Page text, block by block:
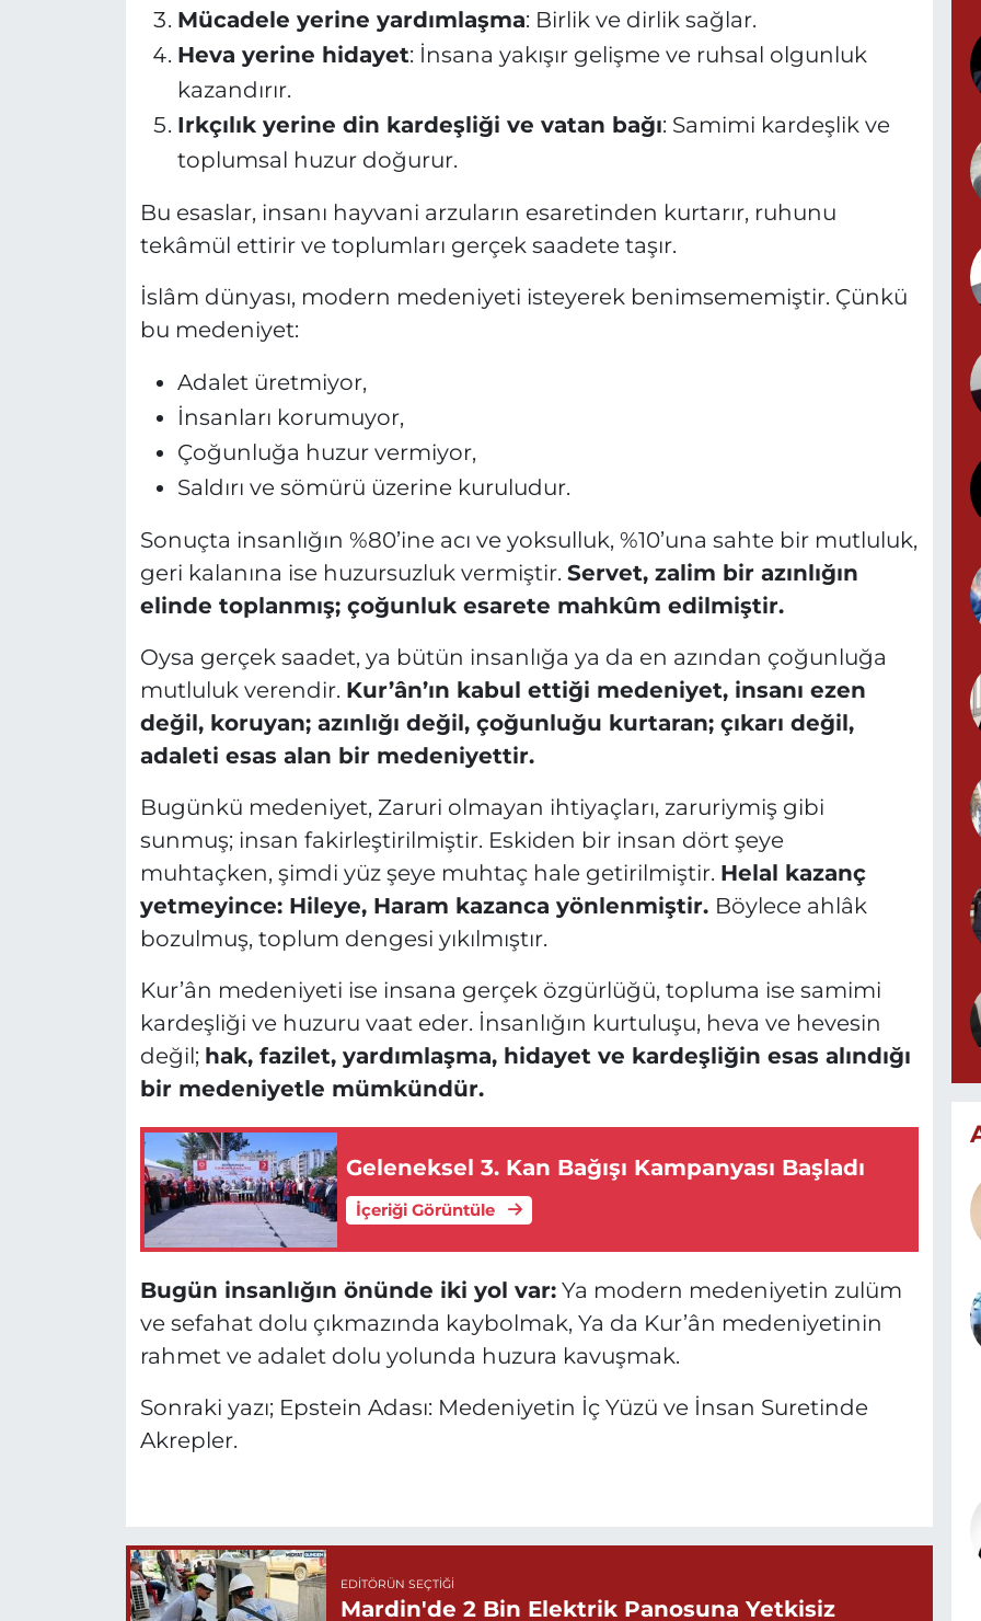
Mücadele yerine yardımlaşma: Birlik ve dirlik sağlar.
Heva yerine hidayet: İnsana yakışır gelişme ve ruhsal olgunluk
kazandırır.
Irkçılık yerine din kardeşliği ve vatan bağı: Samimi kardeşlik ve
toplumsal huzur doğurur.
Bu esaslar, insanı hayvani arzuların esaretinden kurtarır, ruhunu
tekâmül ettirir ve toplumları gerçek saadete taşır.
İslâm dünyası, modern medeniyeti isteyerek benimsememiştir. Çünkü
bu medeniyet:
Adalet üretmiyor,
İnsanları korumuyor,
Çoğunluğa huzur vermiyor,
Saldırı ve sömürü üzerine kuruludur.
Sonuçta insanlığın %80’ine acı ve yoksulluk, %10’una sahte bir mutluluk,
geri kalanına ise huzursuzluk vermiştir. Servet, zalim bir azınlığın
elinde toplanmış; çoğunluk esarete mahkûm edilmiştir.
Oysa gerçek saadet, ya bütün insanlığa ya da en azından çoğunluğa
mutluluk verendir. Kur’ân’ın kabul ettiği medeniyet, insanı ezen
değil, koruyan; azınlığı değil, çoğunluğu kurtaran; çıkarı değil,
adaleti esas alan bir medeniyettir.
Bugünkü medeniyet, Zaruri olmayan ihtiyaçları, zaruriymiş gibi
sunmuş; insan fakirleştirilmiştir. Eskiden bir insan dört şeye
muhtaçken, şimdi yüz şeye muhtaç hale getirilmiştir. Helal kazanç
yetmeyince: Hileye, Haram kazanca yönlenmiştir. Böylece ahlâk
bozulmuş, toplum dengesi yıkılmıştır.
Kur’ân medeniyeti ise insana gerçek özgürlüğü, topluma ise samimi
kardeşliği ve huzuru vaat eder. İnsanlığın kurtuluşu, heva ve hevesin
değil; hak, fazilet, yardımlaşma, hidayet ve kardeşliğin esas alındığı
bir medeniyetle mümkündür.
Geleneksel 3. Kan Bağışı Kampanyası Başladı
İçeriği Görüntüle
Bugün insanlığın önünde iki yol var:Ya modern medeniyetin zulüm
ve sefahat dolu çıkmazında kaybolmak, Ya da Kur’ân medeniyetinin
rahmet ve adalet dolu yolunda huzura kavuşmak.
Sonraki yazı; Epstein Adası: Medeniyetin İç Yüzü ve İnsan Suretinde
Akrepler.
EDITÖRÜN SEÇTIĞI
Mardin'de 2 Bin Elektrik Panosuna Yetkisiz